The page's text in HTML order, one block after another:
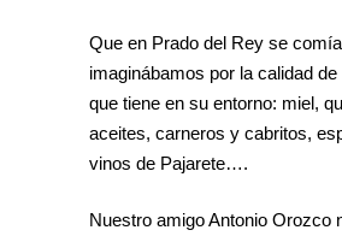
Que en Prado del Rey se
imaginábamos por la calidad
que tiene en su entorno: miel,
aceites, carneros y cabritos,
vinos de Pajarete….
Nuestro amigo Antonio Orozco